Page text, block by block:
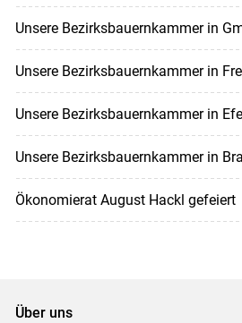
Unsere Bezirksbauernkammer in
Unsere Bezirksbauernkammer in
Unsere Bezirksbauernkammer in
Unsere Bezirksbauernkammer in
Ökonomierat August Hackl gefeiert
Über uns